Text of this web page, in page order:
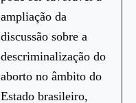
ampliação da
discussão sobre a
descriminalização do
aborto no âmbito do
Estado brasileiro,